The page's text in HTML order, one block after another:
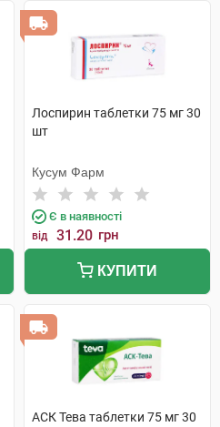
Лоспирин таблетки 75 мг 30
шт
Кусум Фарм
Є в наявності
від 31.20 грн
КУПИТИ
АСК Тева таблетки 75 мг 30